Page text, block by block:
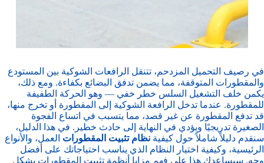
في رصيف التحميل المزدحم، تتنقل الرافعات الشوكية بين المستودع
والمقطورات المتوقفة، مما يضمن تدفق البضائع بكفاءة. ومع ذلك،
يكمن خلف التشغيل السلس خطر خفي — وهو الحركة الطفيفة
للمقطورة. عندما تدخل الرافعة الشوكية إلى المقطورة أو تخرج منها،
قد تدفع المقطورة عن غير قصد، مما يتسبب في اتساع الفجوة
الصغيرة تدريجيًا ويؤدي في النهاية إلى حادث خطير. في هذا الدليل،
سنقدم دليلاً شاملاً حول كيفية نظام تثبيت المقطورات العمل، والأنواع
الرئيسية، وكيفية اختيار النظام الذي يناسب احتياجاتك على أفضل
وجه. سيساعدك هذا على فهم مزايا أنظمة تثبيت المقطورات بشكل